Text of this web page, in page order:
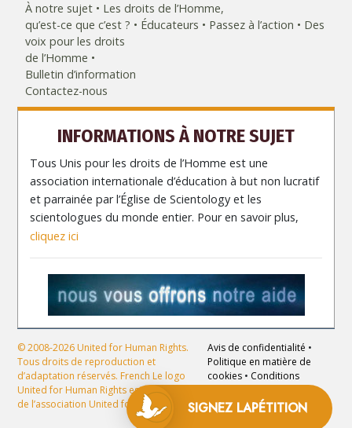
SIGNEZ LAPÉTITION
À notre sujet
Les droits de l’Homme,
qu’est-ce que c’est ?
Éducateurs Passez à l’action
Des
voix pour les droits
de l’Homme
Bulletin d’information
Contactez-nous
INFORMATIONS À NOTRE SUJET
Tous Unis pour les droits de l’Homme est une
association internationale d’éducation à but non lucratif
et parrainée par l’Église de Scientology et les
scientologues du monde entier. Pour en savoir plus,
cliquez ici
© 2008-2026 United for Human Rights.
Tous droits de reproduction et
d’adaptation réservés. French Le logo
United for Human Rights est la propriété
de l’association United for Human Rights.
Avis de confidentialité •
Politique en matière de
cookies • Conditions
légales